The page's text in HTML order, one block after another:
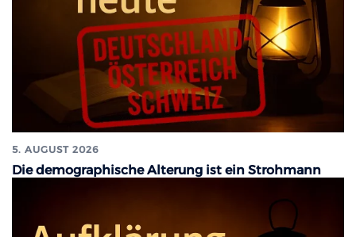
5. AUGUST 2026
Die demographische Alterung ist ein Strohmann